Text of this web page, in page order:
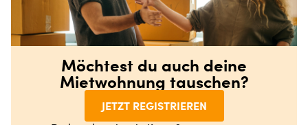
Möchtest du auch deine
Mietwohnung tauschen?
JETZT REGISTRIEREN